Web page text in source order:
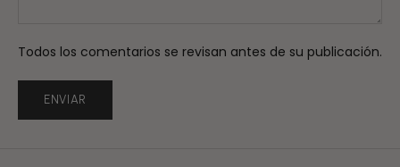
Todos los comentarios se revisan antes de su publicación.
ENVIAR